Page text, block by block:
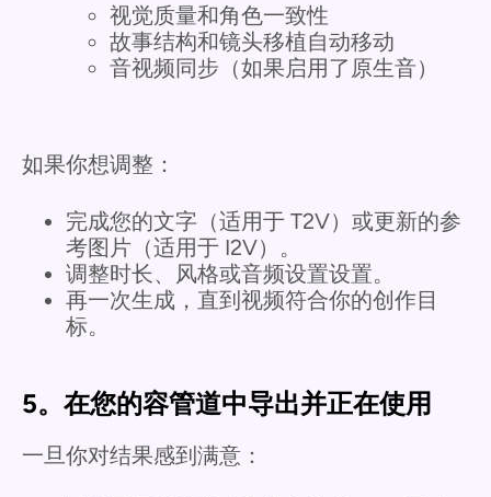
视觉质量和角色一致性
故事结构和镜头移植自动移动
音视频同步（如果启用了原生音）
如果你想调整：
完成您的文字（适用于 T2V）或更新的参
考图片（适用于 I2V）。
调整时长、风格或音频设置设置。
再一次生成，直到视频符合你的创作目
标。
5。在您的容管道中导出并正在使用
一旦你对结果感到满意：